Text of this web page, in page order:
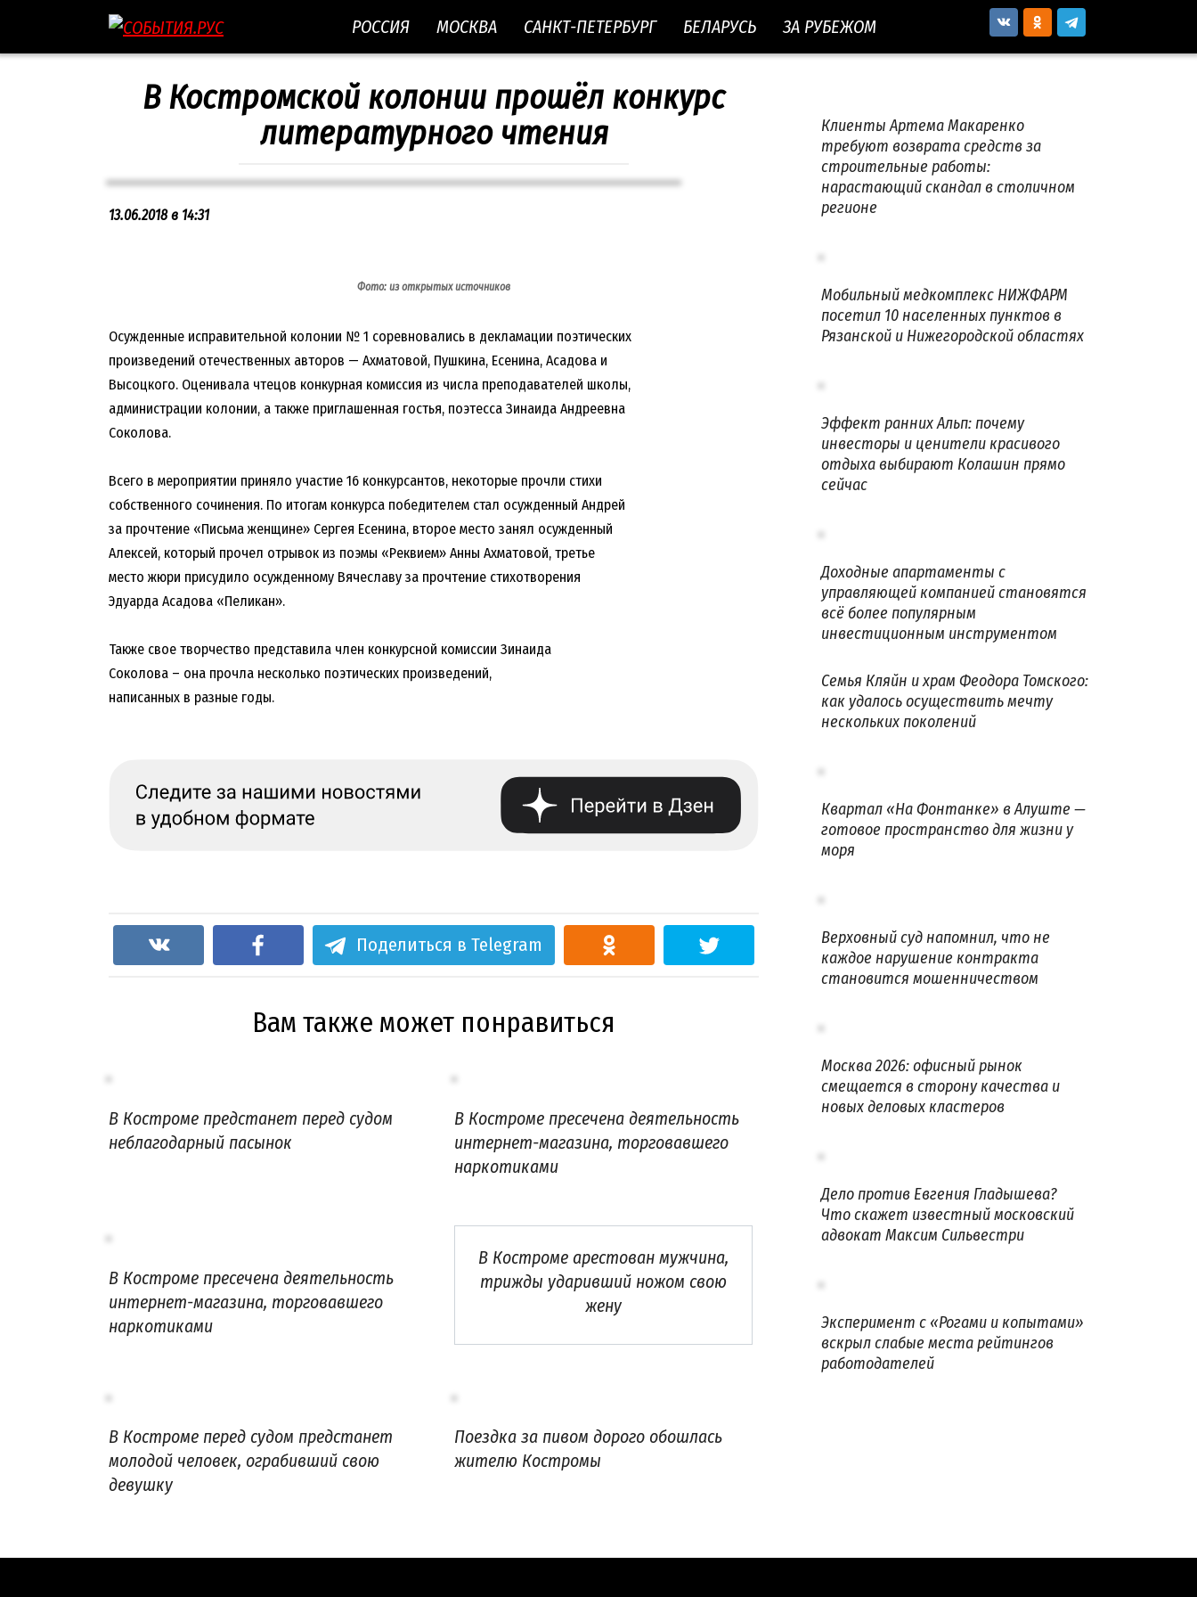
контенту
РОССИЯ МОСКВА САНКТ-ПЕТЕРБУРГ БЕЛАРУСЬ ЗА РУБЕЖОМ
В Костромской колонии прошёл конкурс
литературного чтения
13.06.2018 в 14:31
Фото: из открытых источников
Осужденные исправительной колонии № 1 соревновались в декламации поэтических
произведений отечественных авторов — Ахматовой, Пушкина, Есенина, Асадова и
Высоцкого. Оценивала чтецов конкурная комиссия из числа преподавателей школы,
администрации колонии, а также приглашенная гостья, поэтесса Зинаида Андреевна
Соколова.
Всего в мероприятии приняло участие 16 конкурсантов, некоторые прочли стихи
собственного сочинения. По итогам конкурса победителем стал осужденный Андрей
за прочтение «Письма женщине» Сергея Есенина, второе место занял осужденный
Алексей, который прочел отрывок из поэмы «Реквием» Анны Ахматовой, третье
место жюри присудило осужденному Вячеславу за прочтение стихотворения
Эдуарда Асадова «Пеликан».
Также свое творчество представила член конкурсной комиссии Зинаида
Соколова – она прочла несколько поэтических произведений,
написанных в разные годы.
Поделиться в Telegram
Вам также может понравиться
В Костроме предстанет перед судом
неблагодарный пасынок
В Костроме пресечена деятельность
интернет-магазина, торговавшего
наркотиками
В Костроме пресечена деятельность
интернет-магазина, торговавшего
наркотиками
В Костроме арестован мужчина,
трижды ударивший ножом свою
жену
В Костроме перед судом предстанет
молодой человек, ограбивший свою
девушку
Поездка за пивом дорого обошлась
жителю Костромы
Клиенты Артема Макаренко
требуют возврата средств за
строительные работы:
нарастающий скандал в столичном
регионе
Мобильный медкомплекс НИЖФАРМ
посетил 10 населенных пунктов в
Рязанской и Нижегородской областях
Эффект ранних Альп: почему
инвесторы и ценители красивого
отдыха выбирают Колашин прямо
сейчас
Доходные апартаменты с
управляющей компанией становятся
всё более популярным
инвестиционным инструментом
Семья Кляйн и храм Феодора Томского:
как удалось осуществить мечту
нескольких поколений
Квартал «На Фонтанке» в Алуште —
готовое пространство для жизни у
моря
Верховный суд напомнил, что не
каждое нарушение контракта
становится мошенничеством
Москва 2026: офисный рынок
смещается в сторону качества и
новых деловых кластеров
Дело против Евгения Гладышева?
Что скажет известный московский
адвокат Максим Сильвестри
Эксперимент с «Рогами и копытами»
вскрыл слабые места рейтингов
работодателей